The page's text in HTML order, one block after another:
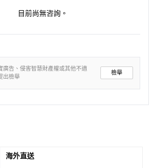
目前尚無咨詢。
廣告、侵害智慧財產權或其他不適
出檢舉
檢舉
海外直送